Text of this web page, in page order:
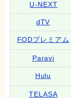
U-NEXT
dTV
FODプレミアム
Paravi
Hulu
TELASA